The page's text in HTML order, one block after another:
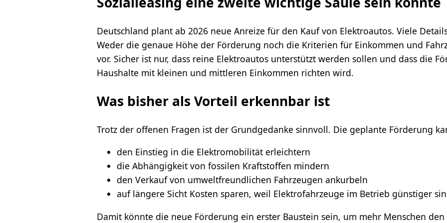
Deutschland plant ab 2026 neue Anreize für den Kauf von Elektroautos. Viele
Weder die genaue Höhe der Förderung noch die Kriterien für Einkommen und
vor. Sicher ist nur, dass reine Elektroautos unterstützt werden sollen und dass die
Haushalte mit kleinen und mittleren Einkommen richten wird.
Was bisher als Vorteil erkennbar ist
Trotz der offenen Fragen ist der Grundgedanke sinnvoll. Die geplante Förderung
den Einstieg in die Elektromobilität erleichtern
die Abhängigkeit von fossilen Kraftstoffen mindern
den Verkauf von umweltfreundlichen Fahrzeugen ankurbeln
auf längere Sicht Kosten sparen, weil Elektrofahrzeuge im Betrieb günstiger
Damit könnte die neue Förderung ein erster Baustein sein, um mehr Menschen